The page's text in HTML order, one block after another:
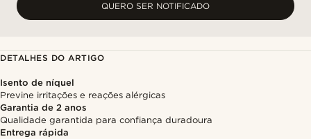
QUERO SER NOTIFICADO
DETALHES DO ARTIGO
Isento de níquel
Previne irritações e reações alérgicas
Garantia de 2 anos
Qualidade garantida para confiança duradoura
Entrega rápida